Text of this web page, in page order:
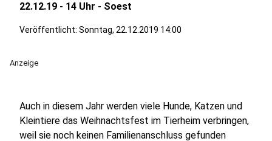
22.12.19 - 14 Uhr - Soest
Veröffentlicht: Sonntag, 22.12.2019 14:00
Anzeige
Auch in diesem Jahr werden viele Hunde, Katzen und
Kleintiere das Weihnachtsfest im Tierheim verbringen,
weil sie noch keinen Familienanschluss gefunden